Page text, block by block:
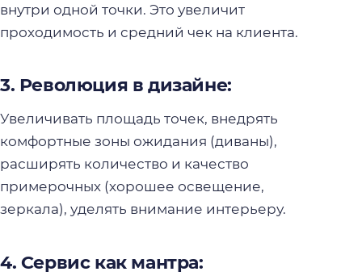
внутри одной точки. Это увеличит
проходимость и средний чек на клиента.
3. Революция в дизайне:
Увеличивать площадь точек, внедрять
комфортные зоны ожидания (диваны),
расширять количество и качество
примерочных (хорошее освещение,
зеркала), уделять внимание интерьеру.
4. Сервис как мантра: